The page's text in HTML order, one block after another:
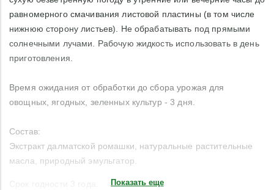
равномерного смачивания листовой пластины (в том числе
нижнюю сторону листьев). Не обрабатывать под прямыми
солнечными лучами. Рабочую жидкость использовать в день
приготовления.
Время ожидания от обработки до сбора урожая для
овощных, ягодных, зеленных культур - 3 дня.
Состав:
Экстракт далматской ромашки, натуральные растительные
масла, природный эмульгатор.
Показать еще